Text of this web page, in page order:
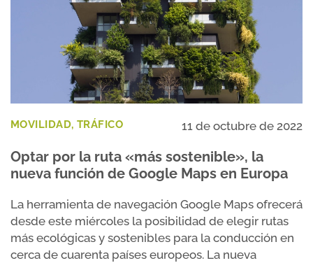
MOVILIDAD, TRÁFICO 11 de octubre de 2022
Optar por la ruta «más sostenible», la
nueva función de Google Maps en Europa
La herramienta de navegación Google Maps ofrecerá
desde este miércoles la posibilidad de elegir rutas
más ecológicas y sostenibles para la conducción en
cerca de cuarenta países europeos. La nueva